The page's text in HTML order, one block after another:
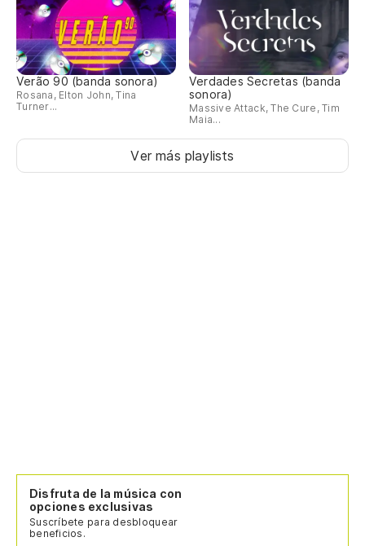
Verão 90 (banda sonora)
Rosana, Elton John, Tina
Turner...
Verdades Secretas (banda
sonora)
Massive Attack, The Cure, Tim
Maia...
Ver más playlists
Disfruta de la música con
opciones exclusivas
Suscríbete para desbloquear
beneficios.